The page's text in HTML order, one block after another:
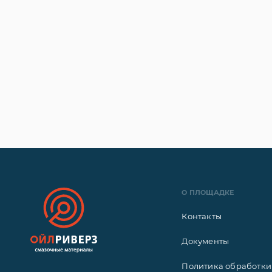
О ПЛОЩАДКЕ
Контакты
Документы
Политика обработки